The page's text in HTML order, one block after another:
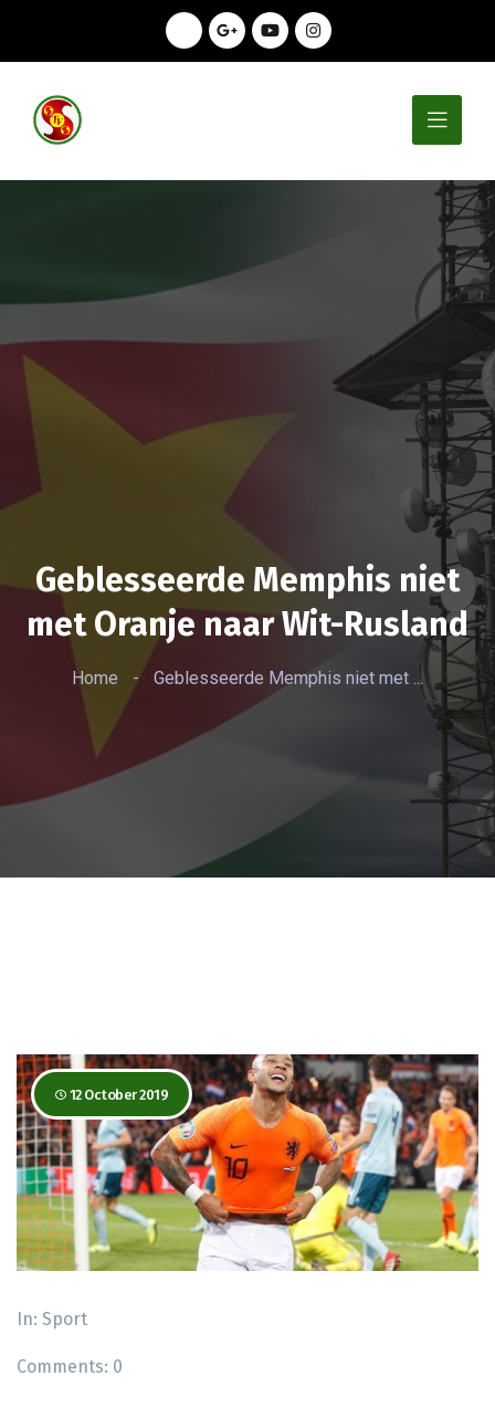
Geblesseerde Memphis niet
met Oranje naar Wit-Rusland
Home - Geblesseerde Memphis niet met ...
12 October 2019
In: Sport
Comments: 0